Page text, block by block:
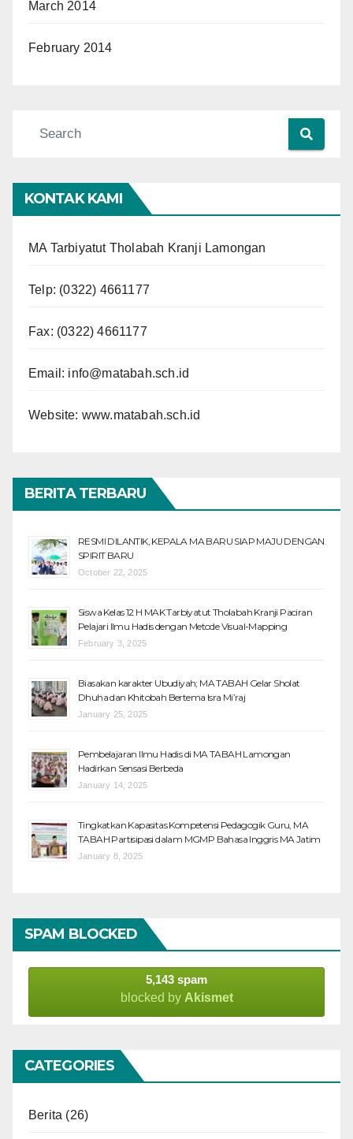
March 2014
February 2014
KONTAK KAMI
MA Tarbiyatut Tholabah Kranji Lamongan
Telp: (0322) 4661177
Fax: (0322) 4661177
Email: info@matabah.sch.id
Website: www.matabah.sch.id
BERITA TERBARU
RESMI DILANTIK, KEPALA MA BARU SIAP MAJU DENGAN
SPIRIT BARU
October 22, 2025
Siswa Kelas 12 H MAK Tarbiyatut Tholabah Kranji Paciran
Pelajari Ilmu Hadis dengan Metode Visual-Mapping
February 3, 2025
Biasakan karakter Ubudiyah; MA TABAH Gelar Sholat
Dhuha dan Khitobah Bertema Isra Mi’raj
January 25, 2025
Pembelajaran Ilmu Hadis di MA TABAH Lamongan
Hadirkan Sensasi Berbeda
January 14, 2025
Tingkatkan Kapasitas Kompetensi Pedagogik Guru, MA
TABAH Partisipasi dalam MGMP Bahasa Inggris MA Jatim
January 8, 2025
SPAM BLOCKED
5,143 spam
blocked by Akismet
CATEGORIES
Berita (26)